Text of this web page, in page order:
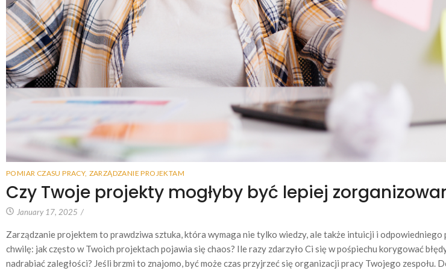
POMIAR CZASU PRACY, ZARZĄDZANIE PROJEKTAM
Czy Twoje projekty mogłyby być lepiej
January 17, 2025 /
Zarządzanie projektem to prawdziwa sztuka, która wymaga nie tylko wiedzy, ale także intuicji i odpowiedniego
chwilę: jak często w Twoich projektach pojawia się chaos? Ile razy zdarzyło Ci się w pośpiechu korygować
nadrabiać zaległości? Jeśli brzmi to znajomo, być może czas przyjrzeć się organizacji pracy Twojego zespołu.